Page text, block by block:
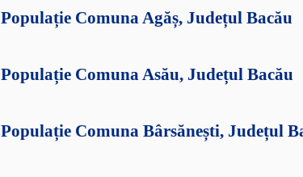
Populație Comuna Agăș, Județul Bacău
Populație Comuna Asău, Județul Bacău
Populație Comuna Bârsănești, Județul